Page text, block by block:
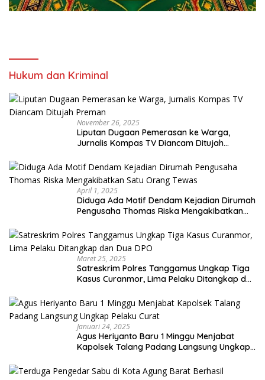
Hukum dan Kriminal
November 26, 2025
Liputan Dugaan Pemerasan ke Warga,
Jurnalis Kompas TV Diancam Ditujah
April 1, 2025
Diduga Ada Motif Dendam Kejadian Dirumah
Pengusaha Thomas Riska Mengakibatkan
Maret 25, 2025
Satreskrim Polres Tanggamus Ungkap Tiga
Kasus Curanmor, Lima Pelaku Ditangkap dan
Januari 24, 2025
Agus Heriyanto Baru 1 Minggu Menjabat
Kapolsek Talang Padang Langsung Ungkap